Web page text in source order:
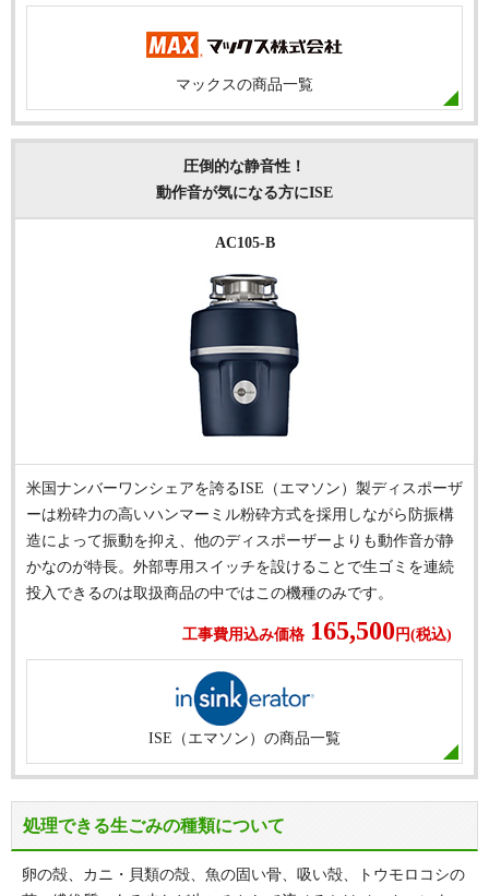
マックスの商品一覧
圧倒的な静音性！
動作音が気になる方にISE
AC105-B
米国ナンバーワンシェアを誇るISE（エマソン）製ディスポーザ
ーは粉砕力の高いハンマーミル粉砕方式を採用しながら防振構
造によって振動を抑え、他のディスポーザーよりも動作音が静
かなのが特長。外部専用スイッチを設けることで生ゴミを連続
投入できるのは取扱商品の中ではこの機種のみです。
工事費用込み価格 165,500 円(税込)
ISE（エマソン）の商品一覧
処理できる生ごみの種類について
卵の殻、カニ・貝類の殻、魚の固い骨、吸い殻、トウモロコシの